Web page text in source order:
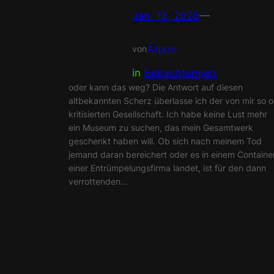
Jan. 13, 2026—
vonArpan
in Betrachtungen
oder kann das weg? Die Antwort auf diesen
altbekannten Scherz überlasse ich der von mir so
kritisierten Gesellschaft. Ich habe keine Lust mehr
ein Museum zu suchen, das mein Gesamtwerk
geschenkt haben will. Ob sich nach meinem Tod
jemand daran bereichert oder es in einem
einer Entrümpelungsfirma landet, ist für den dann
verrottenden…